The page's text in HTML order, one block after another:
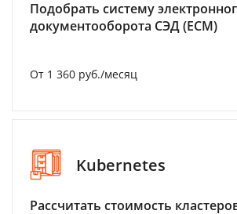
Подобрать систему
документооборота СЭД (ECM)
От 1 360 руб./месяц
Kubernetes
Рассчитать стоимость